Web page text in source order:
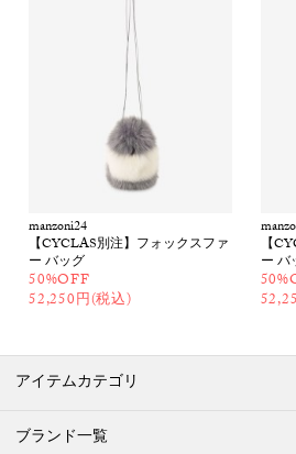
manzoni24
【CYCLAS別注】フォックスファ
ー バッグ
50%OFF
52,250円(税込)
【
ー バ
アイテムカテゴリ
ブランド一覧